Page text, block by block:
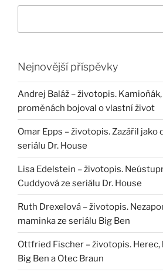
Nejnovější příspěvky
Andrej Baláž – životopis.
proměnách bojoval o vlastní život
Omar Epps – životopis. Zazářil jako
seriálu Dr. House
Lisa Edelstein – životopis.
Cuddyová ze seriálu Dr. House
Ruth Drexelová – životopis.
maminka ze seriálu Big Ben
Ottfried Fischer – životopis.
Big Ben a Otec Braun